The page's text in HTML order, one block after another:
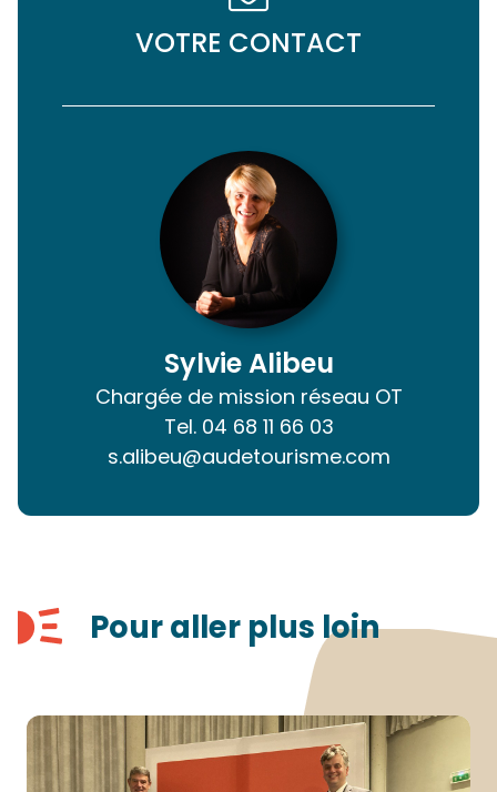
VOTRE CONTACT
Sylvie Alibeu
Chargée de mission réseau OT
Tel.04 68 11 66 03
s.alibeu@audetourisme.com
Pour aller plus loin